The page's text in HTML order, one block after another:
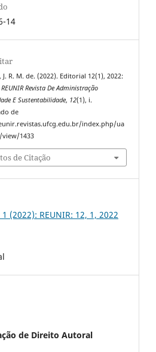
14
R. M. de. (2022). Editorial 12(1), 2022:
REUNIR Revista De Administração
E Sustentabilidade, 12(1), i.
de
index.php/ua
1433
de Citação
(2022): REUNIR: 12, 1, 2022
de Direito Autoral